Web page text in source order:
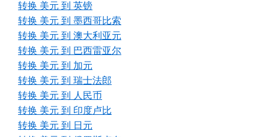
转换 美元 到 英镑
转换 美元 到 墨西哥比索
转换 美元 到 澳大利亚元
转换 美元 到 巴西雷亚尔
转换 美元 到 加元
转换 美元 到 瑞士法郎
转换 美元 到 人民币
转换 美元 到 印度卢比
转换 美元 到 日元